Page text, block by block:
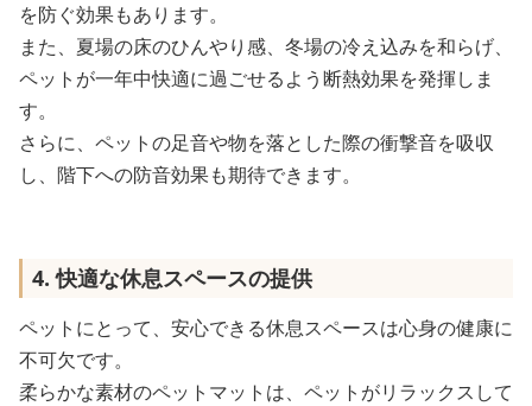
を防ぐ効果もあります。
また、夏場の床のひんやり感、冬場の冷え込みを和らげ、
ペットが一年中快適に過ごせるよう断熱効果を発揮しま
す。
さらに、ペットの足音や物を落とした際の衝撃音を吸収
し、階下への防音効果も期待できます。
4. 快適な休息スペースの提供
ペットにとって、安心できる休息スペースは心身の健康に
不可欠です。
柔らかな素材のペットマットは、ペットがリラックスして